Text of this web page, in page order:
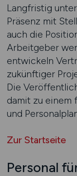
Langfristig
Präsenz mit
auch die
Arbeitgeber
entwickeln
zukünftiger
Die
damit zu einem
und
Zur Startseite
Personal